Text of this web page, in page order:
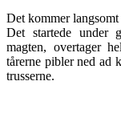
Det kommer langsomt
Det startede under
magten, overtager
tårerne pibler ned ad
trusserne.